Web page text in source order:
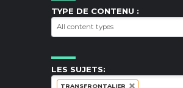
TYPE DE CONTENU :
LES SUJETS:
TRANSFRONTALIER